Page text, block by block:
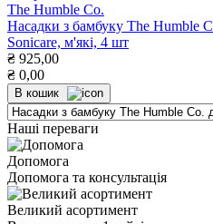
The Humble Co.
Насадки з бамбуку The Humble
Sonicare, м'які, 4 шт
₴ 925,00
₴ 0,00
В кошик
Наші переваги
Допомога
Допомога та консультація
Великий асортимент